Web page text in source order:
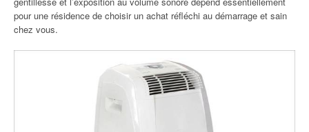
pour une résidence de choisir un achat réfléchi au démarrage et sain
chez vous.